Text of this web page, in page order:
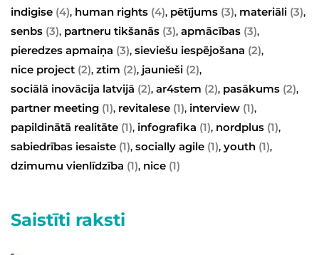
indigise (4), human rights (4), pētījums (3), materiāli (3),
senbs (3), partneru tikšanās (3), apmācības (3),
pieredzes apmaiņa (3), sieviešu iespējošana (2),
nice project (2), ztim (2), jaunieši (2),
sociālā inovācija latvijā (2), ar4stem (2), pasākums (2),
partner meeting (1), revitalese (1), interview (1),
papildinātā realitāte (1), infografika (1), nordplus (1),
sabiedrības iesaiste (1), socially agile (1), youth (1),
dzimumu vienlīdzība (1), nice (1)
Saistīti raksti